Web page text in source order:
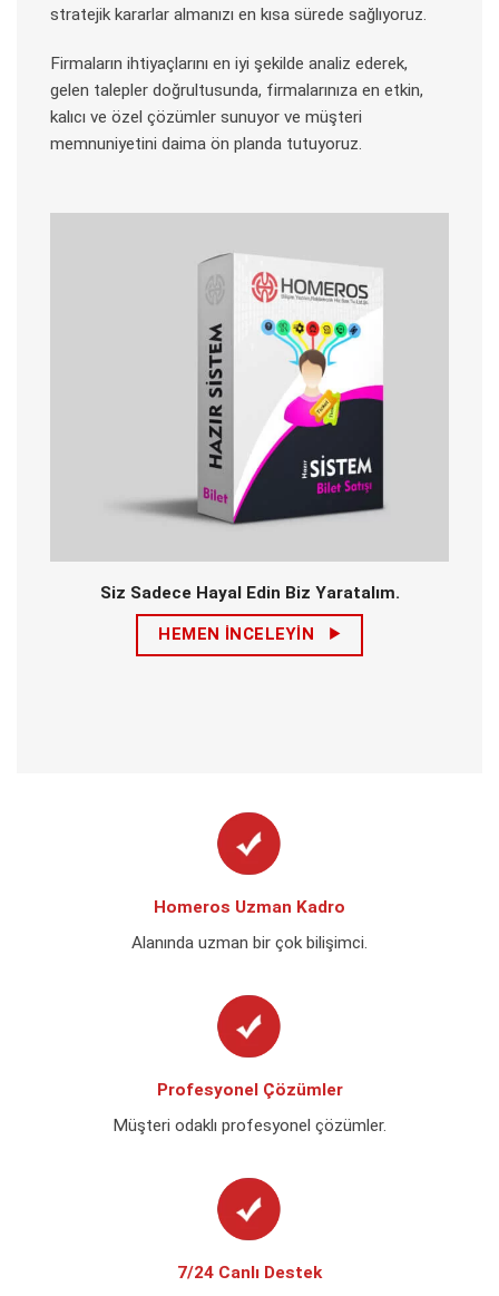
stratejik kararlar almanızı en kısa sürede sağlıyoruz.
Firmaların ihtiyaçlarını en iyi şekilde analiz ederek,
gelen talepler doğrultusunda, firmalarınıza en etkin,
kalıcı ve özel çözümler sunuyor ve müşteri
memnuniyetini daima ön planda tutuyoruz.
Siz Sadece Hayal Edin Biz Yaratalım.
HEMEN İNCELEYIN
Homeros Uzman Kadro
Alanında uzman bir çok bilişimci.
Profesyonel Çözümler
Müşteri odaklı profesyonel çözümler.
7/24 Canlı Destek